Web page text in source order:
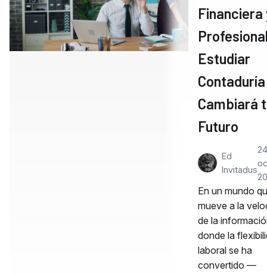
Financiera
Estudiar
Contaduría
Cambiará
Futuro
Ed
Invitadus
24
En un mundo
mueve a la
de la
donde la
laboral se ha
convertido —